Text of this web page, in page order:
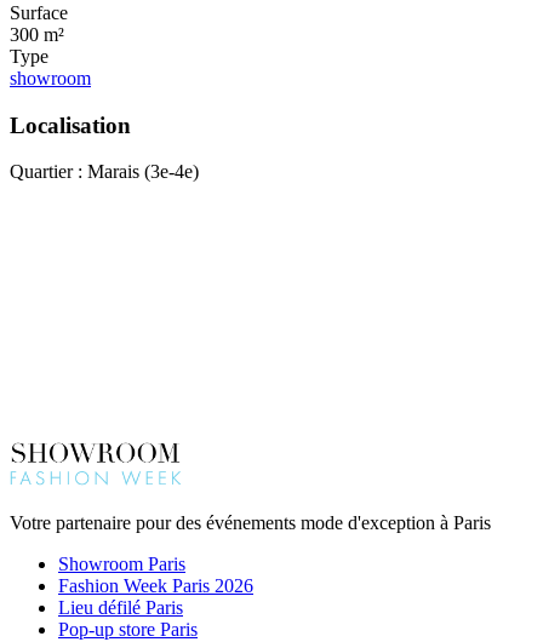
Surface
300 m²
Type
showroom
Localisation
Quartier : Marais (3e-4e)
Votre partenaire pour des événements mode d'exception à Paris
Showroom Paris
Fashion Week Paris 2026
Lieu défilé Paris
Pop-up store Paris